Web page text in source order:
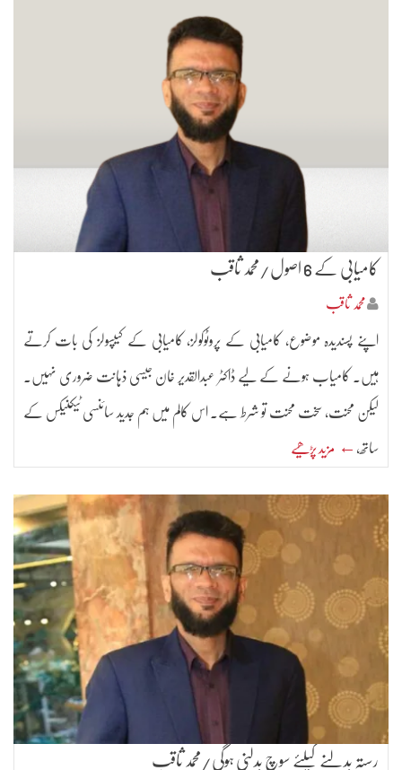
کامیابی کے 6 اصول/محمد ثاقب
محمد ثاقب
اپنے پسندیدہ موضوع، کامیابی کے پروٹوکولز، کامیابی کے کیپسولز کی بات کرتے
ہیں۔ کامیاب ہونے کے لیے ڈاکٹر عبدالقدیر خان جیسی ذہانت ضروری نہیں۔
لیکن محنت، سخت محنت تو شرط ہے۔ اس کالم میں ہم جدید سائنسی ٹیکنیکس کے
ساتھ، ← مزید پڑھیے
رستہ بدلنے کیلئے سوچ بدلنی ہوگی/محمد ثاقب